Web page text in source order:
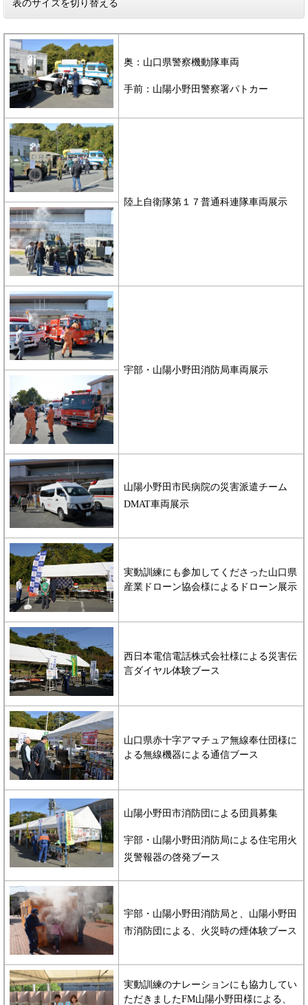
表のサイズを切り替える
奥：山口県警察機動隊車両
手前：山陽小野田警察署パトカー
陸上自衛隊第１７普通科連隊車両展示
宇部・山陽小野田消防局車両展示
山陽小野田市民病院の災害派遣チーム
DMAT車両展示
実動訓練にも参加してくださった山口県
産業ドローン協会様によるドローン展示
西日本電信電話株式会社様による災害伝
言ダイヤル体験ブース
山口県赤十字アマチュア無線奉仕団様に
よる無線機器による通信ブース
山陽小野田市消防団による団員募集
宇部・山陽小野田消防局による住宅用火
災警報器の啓発ブース
宇部・山陽小野田消防局と、山陽小野田
市消防団による、火災時の煙体験ブース
実動訓練のナレーションにも協力してい
ただきましたFM山陽小野田様による、